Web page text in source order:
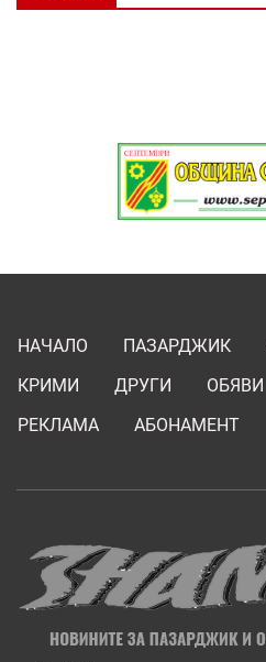
НАЧАЛО ПАЗАРДЖИК
КРИМИ
ДРУГИ ОБЯВИ
РЕКЛАМА
АБОНАМЕНТ